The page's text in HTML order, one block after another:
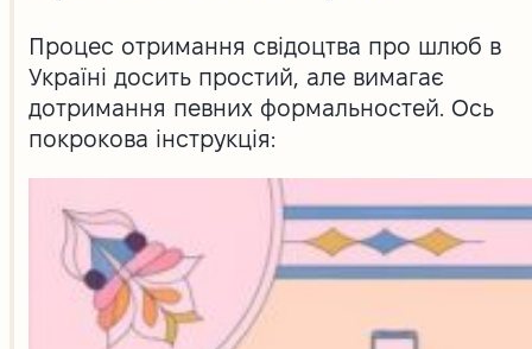
Процес отримання свідоцтва про шлюб в
Україні досить простий, але вимагає
дотримання певних формальностей. Ось
покрокова інструкція: